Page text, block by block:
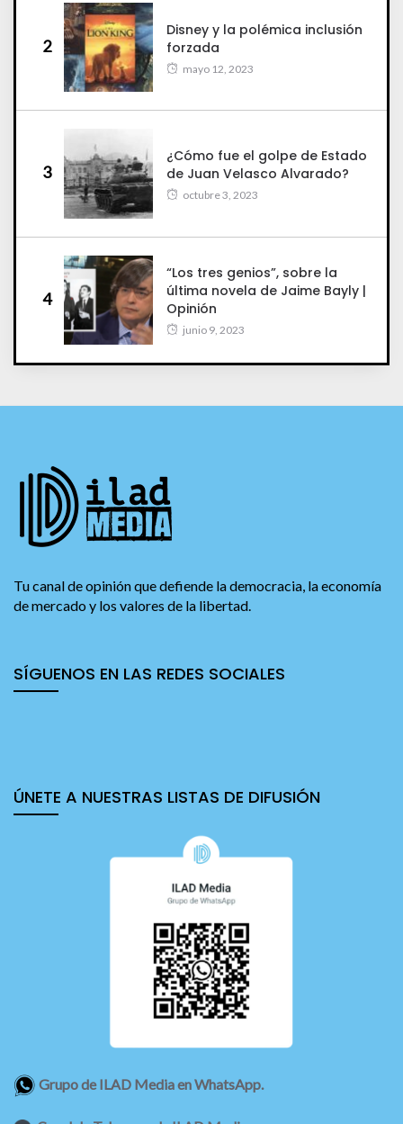
2
Disney y la polémica inclusión
forzada
mayo 12, 2023
3
¿Cómo fue el golpe de Estado
de Juan Velasco Alvarado?
octubre 3, 2023
4
“Los tres genios”, sobre la
última novela de Jaime Bayly |
Opinión
junio 9, 2023
Tu canal de opinión que defiende la democracia, la economía
de mercado y los valores de la libertad.
SÍGUENOS EN LAS REDES SOCIALES
ÚNETE A NUESTRAS LISTAS DE DIFUSIÓN
Grupo de ILAD Media en WhatsApp.